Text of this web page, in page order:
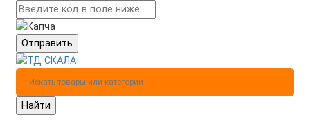
Отправить
Найти